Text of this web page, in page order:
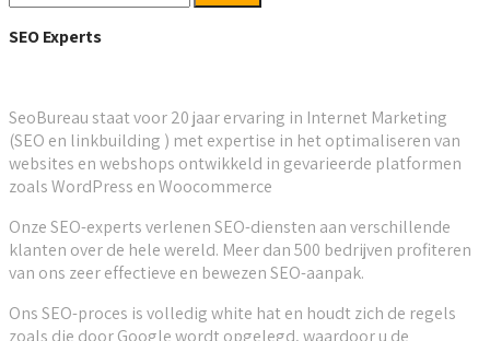
SEO Experts
SeoBureau staat voor 20 jaar ervaring in Internet Marketing
(SEO en linkbuilding ) met expertise in het optimaliseren van
websites en webshops ontwikkeld in gevarieerde platformen
zoals WordPress en Woocommerce
Onze SEO-experts verlenen SEO-diensten aan verschillende
klanten over de hele wereld. Meer dan 500 bedrijven profiteren
van ons zeer effectieve en bewezen SEO-aanpak.
Ons SEO-proces is volledig white hat en houdt zich de regels
zoals die door Google wordt opgelegd, waardoor u de